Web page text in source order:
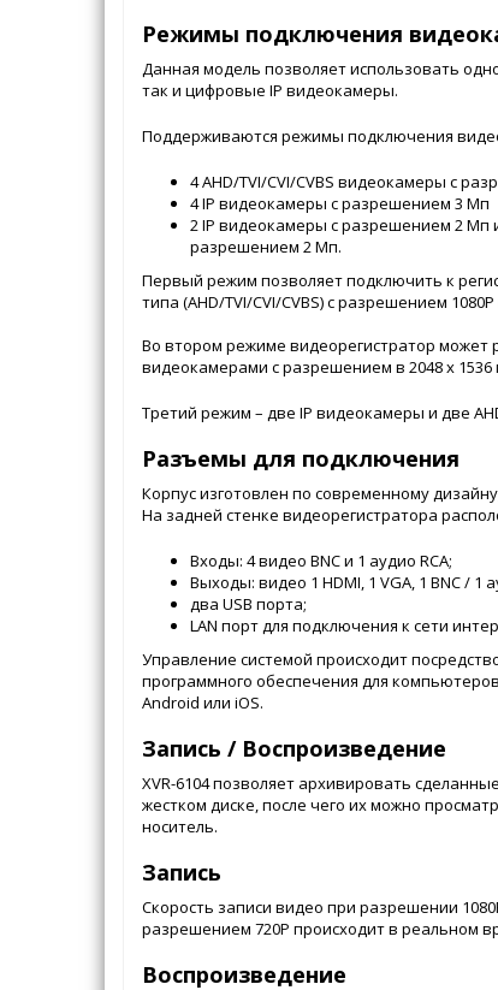
Режимы подключения
Данная модель позволяет использовать
так и цифровые IP видеокамеры.
Поддерживаются режимы подключения
4 AHD/TVI/CVI/CVBS видеокамеры с
4 IP видеокамеры с разрешением 3 Мп
2 IP видеокамеры с разрешением 2 Мп
разрешением 2 Мп.
Первый режим позволяет подключить к
типа (AHD/TVI/CVI/CVBS) с разрешением
Во втором режиме видеорегистратор может
видеокамерами с разрешением в 2048 x 1536
Третий режим – две IP видеокамеры и две
Разъемы для подключения
Корпус изготовлен по современному
На задней стенке видеорегистратора
Входы: 4 видео BNC и 1 аудио RCA;
Выходы: видео 1 HDMI, 1 VGA, 1 BNC / 1
два USB порта;
LAN порт для подключения к сети
Управление системой происходит
программного обеспечения для
Android или iOS.
Запись / Воспроизведение
XVR-6104 позволяет архивировать
жестком диске, после чего их можно
носитель.
Запись
Скорость записи видео при разрешении
разрешением 720P происходит в реальном
Воспроизведение